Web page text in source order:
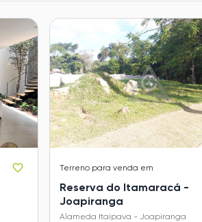
Terreno para venda em
Reserva do Itamaracá -
Joapiranga
Alameda Itaipava - Joapiranga